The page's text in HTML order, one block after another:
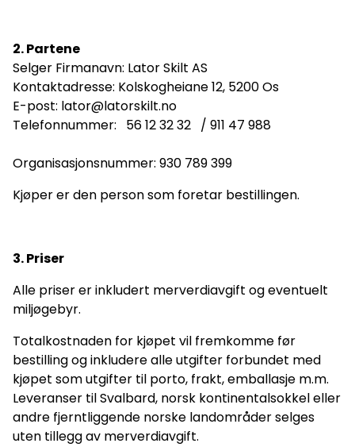
2. Partene
Selger Firmanavn: Lator Skilt AS
Kontaktadresse: Kolskogheiane 12, 5200 Os
E-post: lator@latorskilt.no
Telefonnummer: 56 12 32 32 / 911 47 988
Organisasjonsnummer: 930 789 399
Kjøper er den person som foretar bestillingen.
3. Priser
Alle priser er inkludert merverdiavgift og eventuelt
miljøgebyr.
Totalkostnaden for kjøpet vil fremkomme før
bestilling og inkludere alle utgifter forbundet med
kjøpet som utgifter til porto, frakt, emballasje m.m.
Leveranser til Svalbard, norsk kontinentalsokkel eller
andre fjerntliggende norske landområder selges
uten tillegg av merverdiavgift.